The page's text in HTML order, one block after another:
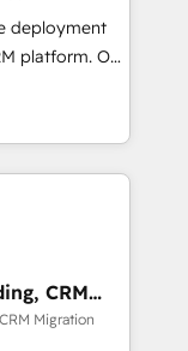
deployment
Our
and
service and
your
approach
support the
CRM
Migration